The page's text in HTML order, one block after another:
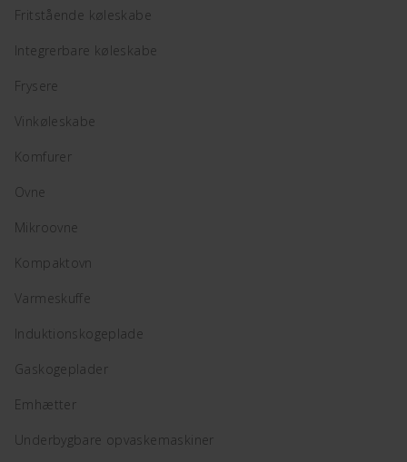
Fritstående køleskabe
Integrerbare køleskabe
Frysere
Vinkøleskabe
Komfurer
Ovne
Mikroovne
Kompaktovn
Varmeskuffe
Induktionskogeplade
Gaskogeplader
Emhætter
Underbygbare opvaskemaskiner